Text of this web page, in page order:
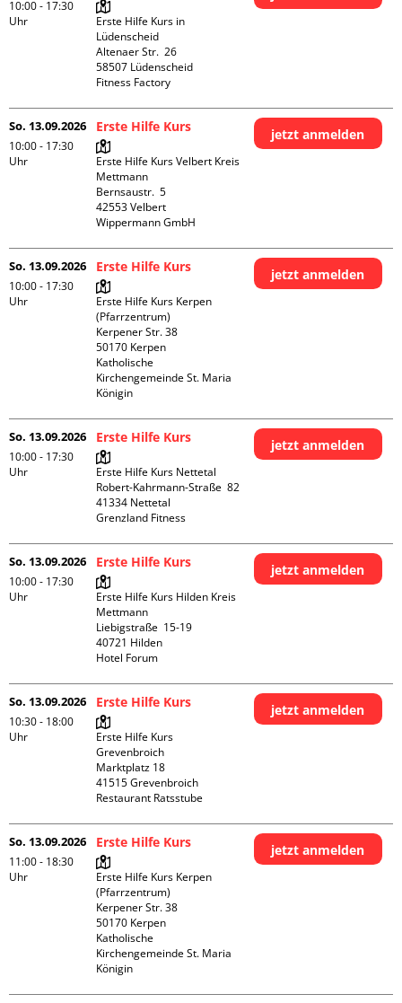
10:00 - 17:30
Uhr
Erste Hilfe Kurs in
Lüdenscheid
Altenaer Str.  26
58507 Lüdenscheid
Fitness Factory
So. 13.09.2026
10:00 - 17:30
Uhr
Erste Hilfe Kurs
Erste Hilfe Kurs Velbert Kreis
Mettmann
Bernsaustr.  5
42553 Velbert
Wippermann GmbH
jetzt anmelden
So. 13.09.2026
10:00 - 17:30
Uhr
Erste Hilfe Kurs
Erste Hilfe Kurs Kerpen
(Pfarrzentrum)
Kerpener Str. 38
50170 Kerpen
Katholische
Kirchengemeinde St. Maria
Königin
jetzt anmelden
So. 13.09.2026
10:00 - 17:30
Uhr
Erste Hilfe Kurs
Erste Hilfe Kurs Nettetal
Robert-Kahrmann-Straße  82
41334 Nettetal
Grenzland Fitness
jetzt anmelden
So. 13.09.2026
10:00 - 17:30
Uhr
Erste Hilfe Kurs
Erste Hilfe Kurs Hilden Kreis
Mettmann
Liebigstraße  15-19
40721 Hilden
Hotel Forum
jetzt anmelden
So. 13.09.2026
10:30 - 18:00
Uhr
Erste Hilfe Kurs
Erste Hilfe Kurs
Grevenbroich
Marktplatz 18
41515 Grevenbroich
Restaurant Ratsstube
jetzt anmelden
So. 13.09.2026
11:00 - 18:30
Uhr
Erste Hilfe Kurs
Erste Hilfe Kurs Kerpen
(Pfarrzentrum)
Kerpener Str. 38
50170 Kerpen
Katholische
Kirchengemeinde St. Maria
Königin
jetzt anmelden